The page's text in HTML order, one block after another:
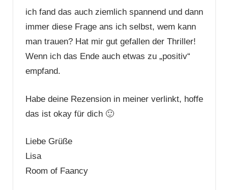
ich fand das auch ziemlich spannend und dann
immer diese Frage ans ich selbst, wem kann
man trauen? Hat mir gut gefallen der Thriller!
Wenn ich das Ende auch etwas zu „positiv“
empfand.
Habe deine Rezension in meiner verlinkt, hoffe
das ist okay für dich 🙂
Liebe Grüße
Lisa
Room of Faancy